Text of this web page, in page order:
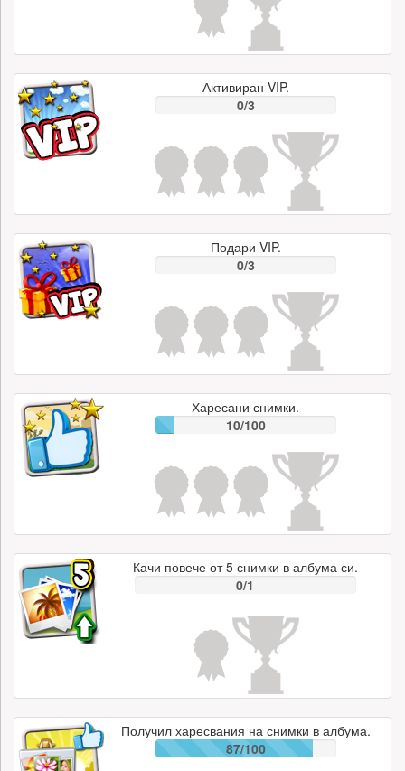
Активиран VIP.
0/3
Подари VIP.
0/3
Харесани снимки.
10/100
Качи повече от 5 снимки в албума си.
0/1
Получил харесвания на снимки в албума.
87/100